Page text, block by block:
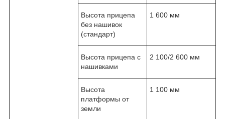
Высота прицепа
без нашивок
(стандарт)
1 600 мм
Высота прицепа с
нашивками
2 100/2 600 мм
Высота
платформы от
земли
1 100 мм